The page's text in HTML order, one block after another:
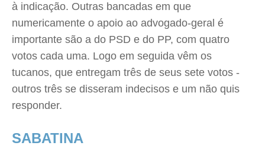
à indicação. Outras bancadas em que
numericamente o apoio ao advogado-geral é
importante são a do PSD e do PP, com quatro
votos cada uma. Logo em seguida vêm os
tucanos, que entregam três de seus sete votos -
outros três se disseram indecisos e um não quis
responder.
SABATINA